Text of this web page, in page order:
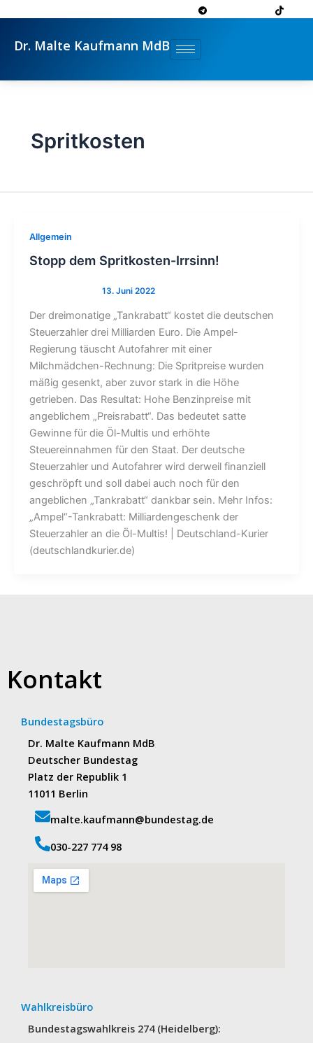
springen
Dr. Malte Kaufmann MdB
Spritkosten
Allgemein
Stopp dem Spritkosten-Irrsinn!
Der dreimonatige „Tankrabatt“ kostet die deutschen
Steuerzahler drei Milliarden Euro. Die Ampel-
Regierung täuscht Autofahrer mit einer
Milchmädchen-Rechnung: Die Spritpreise wurden
mäßig gesenkt, aber zuvor stark in die Höhe
getrieben. Das Resultat: Hohe Benzinpreise mit
angeblichem „Preisrabatt“. Das bedeutet satte
Gewinne für die Öl-Multis und erhöhte
Steuereinnahmen für den Staat. Der deutsche
Steuerzahler und Autofahrer wird derweil finanziell
geschröpft und soll dabei auch noch für den
angeblichen „Tankrabatt“ dankbar sein. Mehr Infos:
„Ampel“-Tankrabatt: Milliardengeschenk der
Steuerzahler an die Öl-Multis! | Deutschland-Kurier
(deutschlandkurier.de)
Kontakt
Bundestagsbüro
Dr. Malte Kaufmann MdB
Deutscher Bundestag
Platz der Republik 1
11011 Berlin
malte.kaufmann@bundestag.de
‭030-227 774 98‬
Wahlkreisbüro
Bundestagswahlkreis 274 (Heidelberg):